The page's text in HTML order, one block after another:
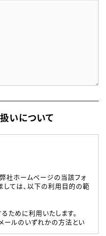
いについて
社ホームページの当該フォ
しては、以下の利用目的の範
めに利用いたします。
ールのいずれかの方法とい